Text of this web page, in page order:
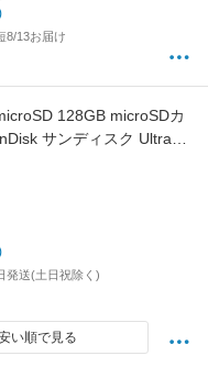
8/13お届け
128GB microSDカ
サンディスク Ultra
s Nintendo Switch
ル SDSQUAB-128G-
発送(土日祝除く)
い順で見る